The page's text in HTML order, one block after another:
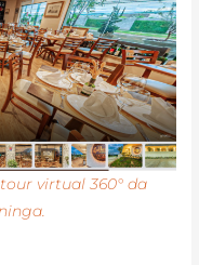
virtual 360° da